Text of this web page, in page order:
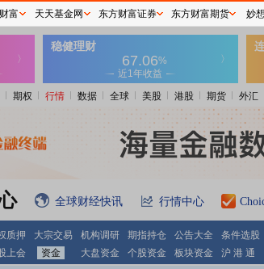
期权 行情 数据 全球 美股 港股 期货 外汇
全球财经快讯 行情中心
质押 大宗交易 机构调研 期指持仓 公告大全 条件选股
上会 资金 大盘资金 个股资金 板块资金 沪 港 通
富 天天基金网 东方财富证券 东方财富期货 妙想